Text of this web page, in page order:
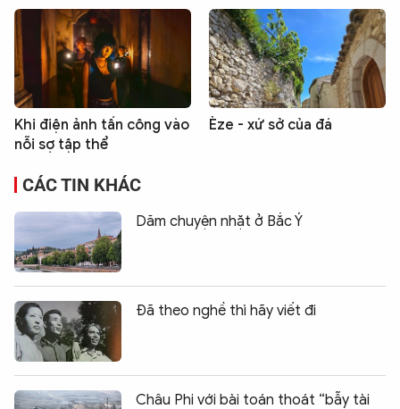
Khi điện ảnh tấn công vào
nỗi sợ tập thể
Èze - xứ sở của đá
CÁC TIN KHÁC
Dăm chuyện nhặt ở Bắc Ý
Đã theo nghề thì hãy viết đi
Châu Phi với bài toán thoát “bẫy tài